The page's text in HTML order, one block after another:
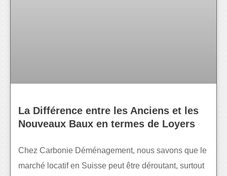
La Différence entre les Anciens et les
Nouveaux Baux en termes de Loyers
Chez Carbonie Déménagement, nous savons que le
marché locatif en Suisse peut être déroutant, surtout